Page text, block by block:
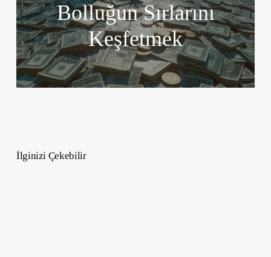
Bolluğun Sırlarını
Keşfetmek
İlginizi Çekebilir